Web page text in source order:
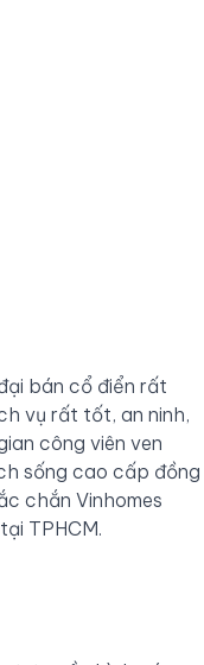
bán cổ điển rất
vụ rất tốt, an ninh,
công viên ven
sống cao cấp đồng
chắn Vinhomes
TPHCM.